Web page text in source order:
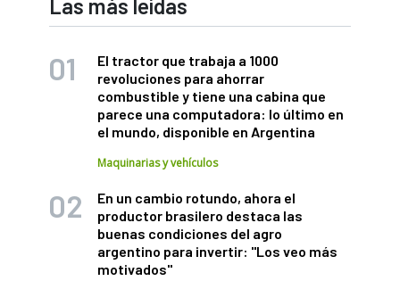
Las más leídas
El tractor que trabaja a 1000
revoluciones para ahorrar
combustible y tiene una cabina que
parece una computadora: lo último en
el mundo, disponible en Argentina
Maquinarias y vehículos
En un cambio rotundo, ahora el
productor brasilero destaca las
buenas condiciones del agro
argentino para invertir: "Los veo más
motivados"